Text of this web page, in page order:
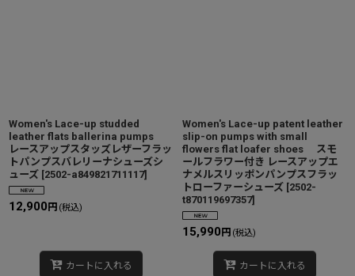
Women's Lace-up studded
leather flats ballerina pumps
レースアップスタッズレザーフラッ
トパンプスバレリーナシューズシ
ューズ [2502-a849821711117]
12,900 円 (税込)
カートに入れる
Women's Lace-up patent leather
slip-on pumps with small
flowers flat loafer shoes スモ
ールフラワー付き レースアップエ
ナメルスリッポンパンプスフラッ
トローファーシューズ [2502-
t870119697357]
15,990 円 (税込)
カートに入れる